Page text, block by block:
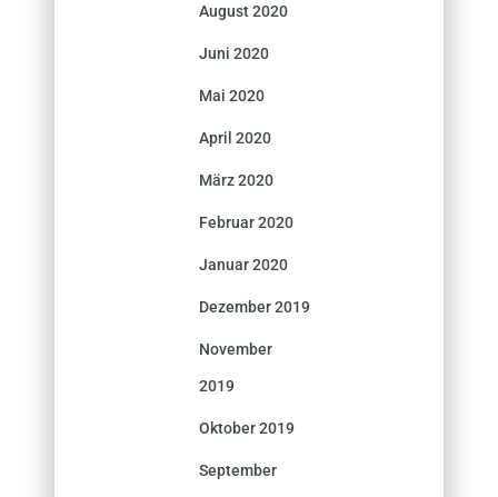
August 2020
Juni 2020
Mai 2020
April 2020
März 2020
Februar 2020
Januar 2020
Dezember 2019
November
2019
Oktober 2019
September